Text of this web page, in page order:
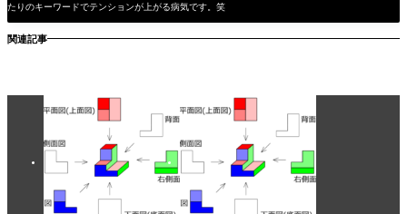
たりのキーワードでテンションが上がる病気です。笑
関連記事